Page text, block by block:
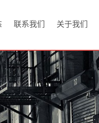
联系我们 关于我们